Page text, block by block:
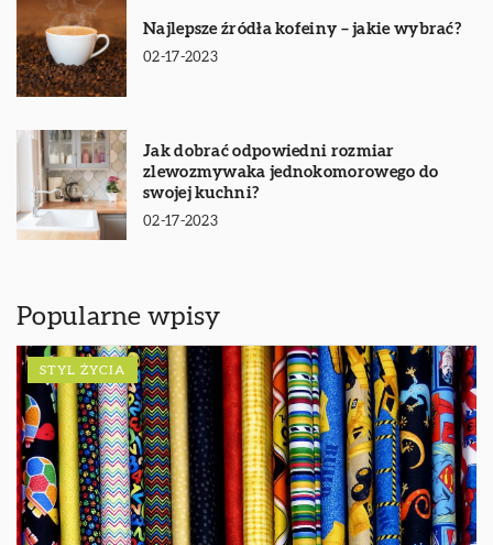
Najlepsze źródła kofeiny – jakie wybrać?
02-17-2023
Jak dobrać odpowiedni rozmiar
zlewozmywaka jednokomorowego do
swojej kuchni?
02-17-2023
Popularne wpisy
STYL ŻYCIA